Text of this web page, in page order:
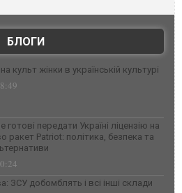
БЛОГИ
культ жінки в українській культурі
передати Україні ліцензію на
ракет Patriot: політика, безпека та
ЗСУ добомблять і всі інші склади